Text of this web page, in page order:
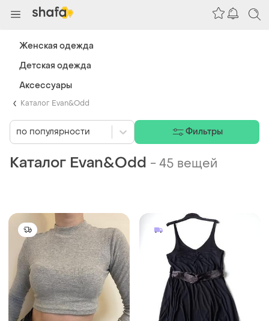
Каталог Evan&Odd
Каталог Evan&Odd -45 вещей
по популярности Фильтры
Женская одежда
Детская одежда
Аксессуары